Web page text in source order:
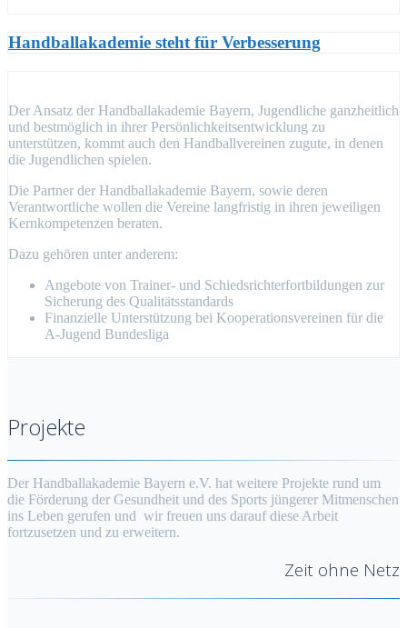
Handballakademie steht für Verbesserung
Der Ansatz der Handballakademie Bayern, Jugendliche ganzheitlich
und bestmöglich in ihrer Persönlichkeitsentwicklung zu
unterstützen, kommt auch den Handballvereinen zugute, in denen
die Jugendlichen spielen.
Die Partner der Handballakademie Bayern, sowie deren
Verantwortliche wollen die Vereine langfristig in ihren jeweiligen
Kernkompetenzen beraten.
Dazu gehören unter anderem:
Angebote von Trainer- und Schiedsrichterfortbildungen zur
Sicherung des Qualitätsstandards
Finanzielle Unterstützung bei Kooperationsvereinen für die
A-Jugend Bundesliga
Projekte
Der Handballakademie Bayern e.V. hat weitere Projekte rund um
die Förderung der Gesundheit und des Sports jüngerer Mitmenschen
ins Leben gerufen und wir freuen uns darauf diese Arbeit
fortzusetzen und zu erweitern.
Zeit ohne Netz